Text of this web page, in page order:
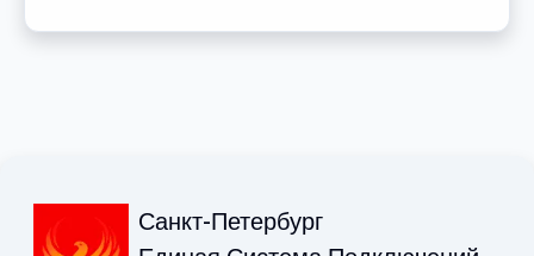
Санкт-Петербург